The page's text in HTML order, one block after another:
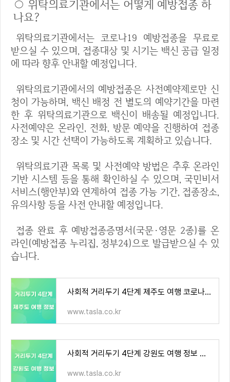
○ 위탁의료기관에서는 어떻게 예방접종 하
나요?
위탁의료기관에서는 코로나19 예방접종을 무료로
받으실 수 있으며, 접종대상 및 시기는 백신 공급 일정
에 따라 향후 안내할 예정입니다.
위탁의료기관에서의 예방접종은 사전예약제로만 신
청이 가능하며, 백신 배정 전 별도의 예약기간을 마련
한 후 위탁의료기관으로 백신이 배송될 예정입니다.
사전예약은 온라인, 전화, 방문 예약을 진행하여 접종
장소 및 시간 선택이 가능하도록 계획하고 있습니다.
위탁의료기관 목록 및 사전예약 방법은 추후 온라인
기반 시스템 등을 통해 확인하실 수 있으며, 국민비서
서비스(행안부)와 연계하여 접종 가능 기간, 접종장소,
유의사항 등을 사전 안내할 예정입니다.
접종 완료 후 예방접종증명서(국문·영문 2종)를 온
라인(예방접종 누리집, 정부24)으로 발급받으실 수 있
습니다.
사회적 거리두기 4단계 제주도 여행 코로나 19 방역 내용 정리
www.tasla.co.kr
사회적 거리두기 4단계 강원도 여행 정보 안내(강릉 삼척 동해 속초 양양 고성 홍천 춘천 7월17일
www.tasla.co.kr